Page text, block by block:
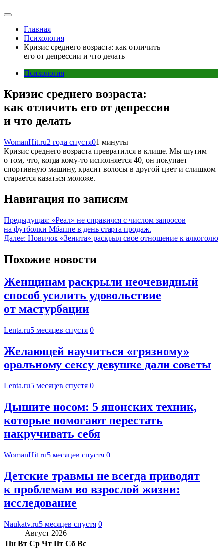
Главная
Психология
Кризис среднего возраста: как отличить
его от депрессии и что делать
Психология
Кризис среднего возраста:
как отличить его от депрессии
и что делать
WomanHit.ru2 года спустя01 минуты
Кризис среднего возраста превратился в клише. Мы шутим
о том, что, когда кому-то исполняется 40, он покупает
спортивную машину, красит волосы в другой цвет и слишком
старается казаться моложе.
Навигация по записям
Предыдущая: «Реал» не справился с числом запросов
на футболки Мбаппе в день старта продаж.
Далее: Новичок «Зенита» раскрыл свое отношение к алкоголю
Похожие новости
Женщинам раскрыли неочевидный
способ усилить удовольствие
от мастурбации
Lenta.ru5 месяцев спустя 0
Желающей научиться «грязному»
оральному сексу девушке дали советы
Lenta.ru5 месяцев спустя 0
Дышите носом: 5 японских техник,
которые помогают перестать
накручивать себя
WomanHit.ru5 месяцев спустя 0
Детские травмы не всегда приводят
к проблемам во взрослой жизни:
исследование
Naukatv.ru5 месяцев спустя 0
Август 2026
Пн Вт Ср Чт Пт Сб Вс